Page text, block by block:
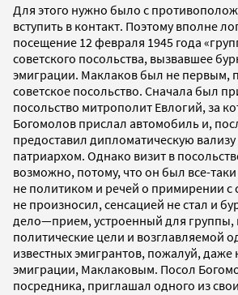
Для этого нужно было с
вступить в контакт. Поэтому вполне
посещение 12 февраля 1945 года
советского посольства, вызвавшее
эмиграции. Маклаков был не первым,
советское посольство. Сначала был
посольство митрополит Евлогий, за
Богомолов прислал автомобиль и,
предоставил дипломатическую вализу
патриархом. Однако визит в
возможно, потому, что он был все-
не политиком и речей о примирении с
не произносил, сенсацией не стал и
дело—прием, устроенный для группы,
политические цели и возглавляемой
известных эмигрантов, пожалуй,
эмиграции, Маклаковым. Посол
посредника, приглашал одного из